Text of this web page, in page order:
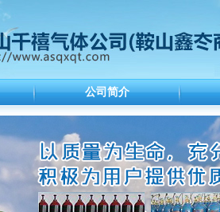
公司简介